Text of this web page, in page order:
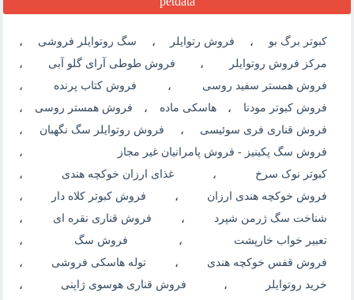
کبوتر برگ بو ، فروش رتوایلر ، سگ روتوایلر فروشی ،
مرکز فروش روتوایلر ، فروش طوطی آرای گلو آبی ،
فروش همستر سفید روسی ، فروش کتاب پرنده ،
فروش کبوتر مودنا ، هاسکی ماده ، فروش همستر روسی ،
فروش قناری فری سوئیسی ، فروش روتوایلر سگ نگهبان ،
فروش سگ پكينيز - فروش پامرانیان غیر مجاز ،
کبوتر نوک سرخ ، غذای ارزان خوکچه هندی ،
فروش خوکچه هندی ارزان ، فروش کبوتر کلاه دار ،
شناخت سگ ژرمن شپرد ، فروش قناری نقره ای ،
تعبیر خواب خارپشت ، فروش سگ ،
فروش قفس خوکچه هندی ، توله هاسکی فروشی ،
خرید روتوایلر ، فروش قناری هوسوی ژاپنی ،